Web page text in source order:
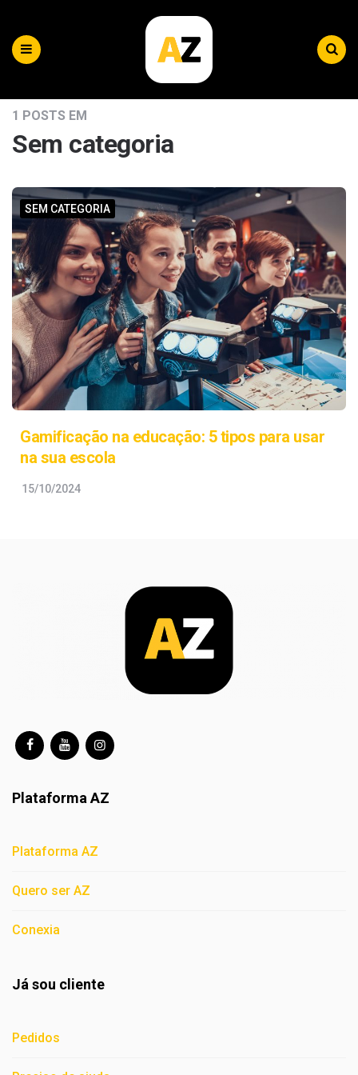
Plataforma
AZ
|
1 POSTS EM
Sem categoria
SEM CATEGORIA
Gamificação na educação: 5 tipos para usar
na sua escola
15/10/2024
Plataforma AZ
Plataforma AZ
Quero ser AZ
Conexia
Já sou cliente
Pedidos